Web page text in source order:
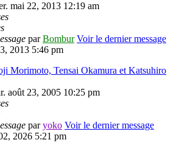
mai 22, 2013 12:19 am
parBombur Voir le dernier message
2013 5:46 pm
Morimoto, Tensai Okamura et Katsuhiro
août 23, 2005 10:25 pm
paryoko Voir le dernier message
2026 5:21 pm